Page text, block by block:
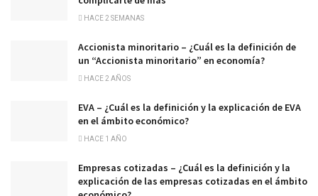
HACE 2 SEMANAS
Accionista minoritario – ¿Cuál es la definición de
un “Accionista minoritario” en economía?
HACE 2 AÑOS
EVA – ¿Cuál es la definición y la explicación de EVA
en el ámbito económico?
HACE 1 AÑO
Empresas cotizadas – ¿Cuál es la definición y la
explicación de las empresas cotizadas en el ámbito